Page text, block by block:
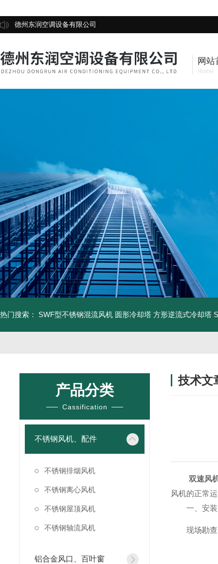
德州东润空调设备有限公司
网站
Home
热门搜索： SWF型不锈钢混流风机 圆形冷却塔 方形逆流式冷却塔
产品分类
Cassification
不锈钢风机、配件
不锈钢排烟风机
不锈钢离心风机
不锈钢屋顶风机
不锈钢轴流风机
铝合金风口、百叶窗
技术文
双速风
风机的正常
一、安装
现场勘查：